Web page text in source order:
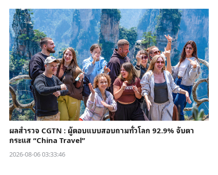
ผลสำรวจ CGTN : ผู้ตอบแบบสอบถามทั่วโลก 92.9% จับตา
กระแส “China Travel”
2026-08-06 03:33:46